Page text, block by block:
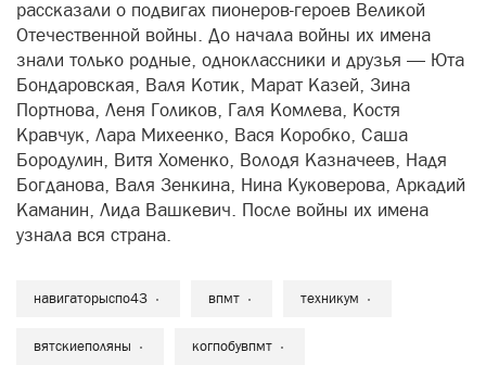
рассказали о подвигах пионеров-героев Великой
Отечественной войны. До начала войны их имена
знали только родные, одноклассники и друзья — Юта
Бондаровская, Валя Котик, Марат Казей, Зина
Портнова, Леня Голиков, Галя Комлева, Костя
Кравчук, Лара Михеенко, Вася Коробко, Саша
Бородулин, Витя Хоменко, Володя Казначеев, Надя
Богданова, Валя Зенкина, Нина Куковерова, Аркадий
Каманин, Лида Вашкевич. После войны их имена
узнала вся страна.
навигаторыспо43 впмт техникум
вятскиеполяны когпобувпмт